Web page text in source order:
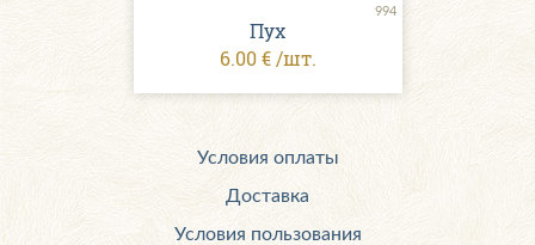
994
Пух
6.00 € /шт.
Условия оплаты
Доставка
Условия пользования